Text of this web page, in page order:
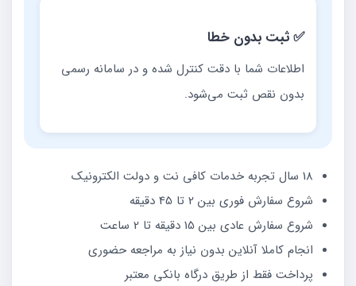
✅ ثبت بدون خطا
اطلاعات شما با دقت کنترل شده و در سامانه رسمی
بدون نقص ثبت می‌شود.
18 سال تجربه خدمات کافی نت و دولت الکترونیک
شروع سفارش فوری بین 2 تا 45 دقیقه
شروع سفارش عادی بین 15 دقیقه تا 2 ساعت
انجام کاملا آنلاین بدون نیاز به مراجعه حضوری
پرداخت فقط از طریق درگاه بانکی معتبر